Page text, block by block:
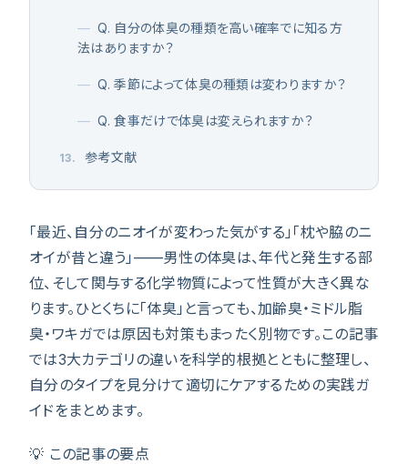
— Q. 自分の体臭の種類を高い確率でに知る方
法はありますか？
— Q. 季節によって体臭の種類は変わりますか？
— Q. 食事だけで体臭は変えられますか？
13. 参考文献
「最近、自分のニオイが変わった気がする」「枕や脇のニ
オイが昔と違う」——男性の体臭は、年代と発生する部
位、そして関与する化学物質によって性質が大きく異な
ります。ひとくちに「体臭」と言っても、加齢臭・ミドル脂
臭・ワキガでは原因も対策もまったく別物です。この記事
では3大カテゴリの違いを科学的根拠とともに整理し、
自分のタイプを見分けて適切にケアするための実践ガ
イドをまとめます。
💡 この記事の要点